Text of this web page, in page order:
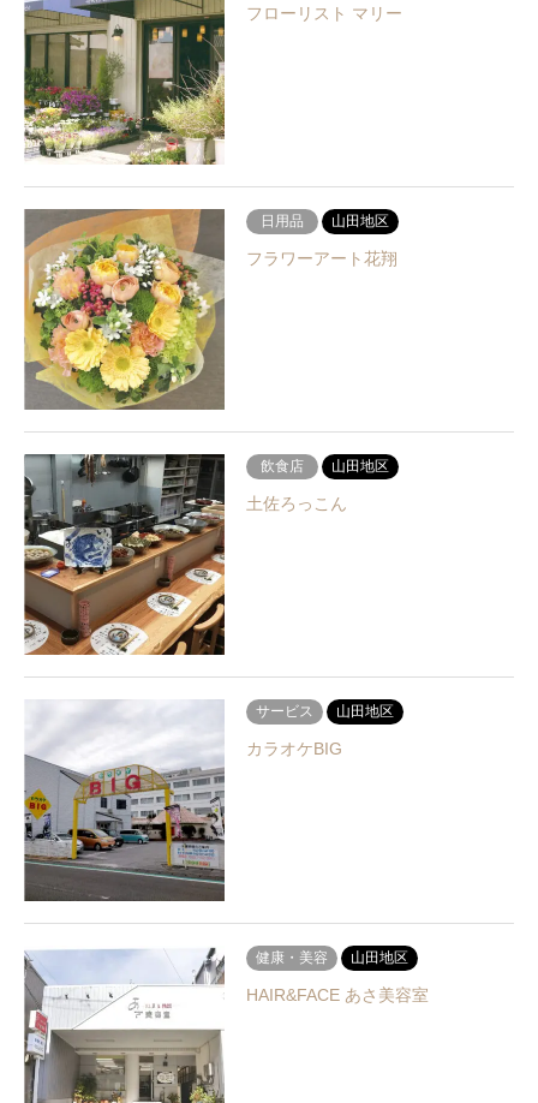
フローリスト マリー
日用品 山田地区
フラワーアート花翔
飲食店 山田地区
土佐ろっこん
サービス 山田地区
カラオケBIG
健康・美容 山田地区
HAIR&FACE あさ美容室